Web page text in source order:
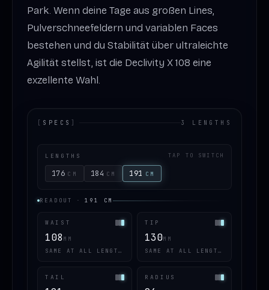
Park. Wenn deine Tage aus großen Lines,
Pulverschneefeldern und variablen Faces
bestehen und du Stabilität über ultraleichte
Agilität stellst, ist die Declivity X 108 eine
exzellente Wahl.
[ SPECS ] 3 LENGTHS
LENGTHS TAP TO SWITCH
176 CM 184 CM 191 CM
READOUT · 191 CM
WAIST
108 MM
SAME AT ALL LENGTHS
TIP
130MM
SAME AT ALL LENGTHS
TAIL RADIUS